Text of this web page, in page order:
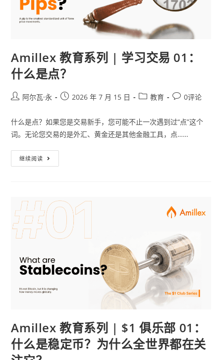
Amillex 教育系列 | 学习交易 01：
什么是点？
阿尔瓦·永 2026 年 7 月 15 日 教育 0评论
什么是点？如果您是交易新手，您可能不止一次遇到过“点”这个
词。无论您交易的是外汇、黄金还是其他金融工具，点……
继续阅读
Amillex 教育系列 | $1 俱乐部 01：
什么是稳定币？为什么全世界都在关